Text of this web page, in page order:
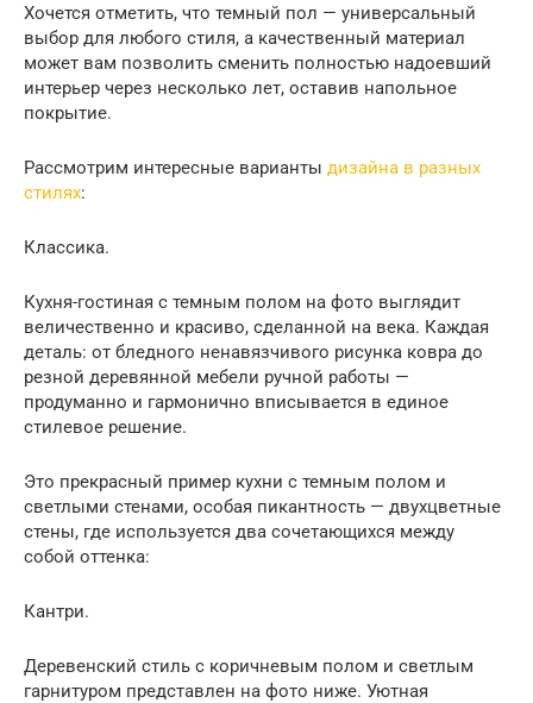
Хочется отметить, что темный пол — универсальный
выбор для любого стиля, а качественный материал
может вам позволить сменить полностью надоевший
интерьер через несколько лет, оставив напольное
покрытие.
Рассмотрим интересные варианты дизайна в разных
стилях:
Классика.
Кухня-гостиная с темным полом на фото выглядит
величественно и красиво, сделанной на века. Каждая
деталь: от бледного ненавязчивого рисунка ковра до
резной деревянной мебели ручной работы —
продуманно и гармонично вписывается в единое
стилевое решение.
Это прекрасный пример кухни с темным полом и
светлыми стенами, особая пикантность — двухцветные
стены, где используется два сочетающихся между
собой оттенка:
Кантри.
Деревенский стиль с коричневым полом и светлым
гарнитуром представлен на фото ниже. Уютная